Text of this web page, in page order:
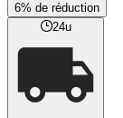
6% de réduction
24u